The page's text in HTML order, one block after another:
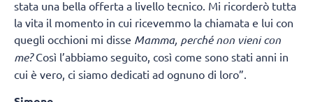
stata una bella offerta a livello tecnico. Mi ricorderò tutta
la vita il momento in cui ricevemmo la chiamata e lui con
quegli occhioni mi disse Mamma, perché non vieni con
me?Così l’abbiamo seguito, così come sono stati anni in
cui è vero, ci siamo dedicati ad ognuno di loro”.